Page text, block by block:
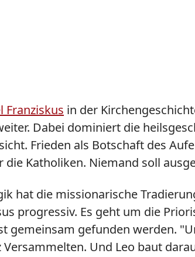
Franziskus in der
Dabei dominiert die
Frieden als Botschaft des
die Katholiken. Niemand soll
hat die missionarische
progressiv. Es geht um die
gemeinsam gefunden werden.
Versammelten. Und Leo baut